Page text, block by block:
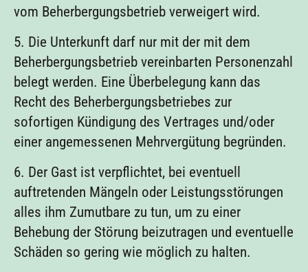
vom Beherbergungsbetrieb verweigert wird.
5. Die Unterkunft darf nur mit der mit dem
Beherbergungsbetrieb vereinbarten Personenzahl
belegt werden. Eine Überbelegung kann das
Recht des Beherbergungsbetriebes zur
sofortigen Kündigung des Vertrages und/oder
einer angemessenen Mehrvergütung begründen.
6. Der Gast ist verpflichtet, bei eventuell
auftretenden Mängeln oder Leistungsstörungen
alles ihm Zumutbare zu tun, um zu einer
Behebung der Störung beizutragen und eventuelle
Schäden so gering wie möglich zu halten.